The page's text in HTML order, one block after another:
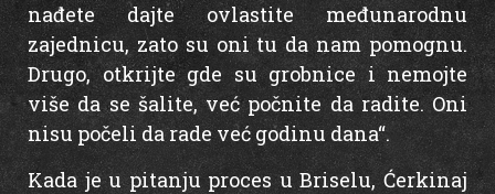
nađete dajte ovlastite međunarodnu
zajednicu, zato su oni tu da nam pomognu.
Drugo, otkrijte gde su grobnice i nemojte
više da se šalite, već počnite da radite. Oni
nisu počeli da rade već godinu dana“.
Kada je u pitanju proces u Briselu, Ćerkinaj